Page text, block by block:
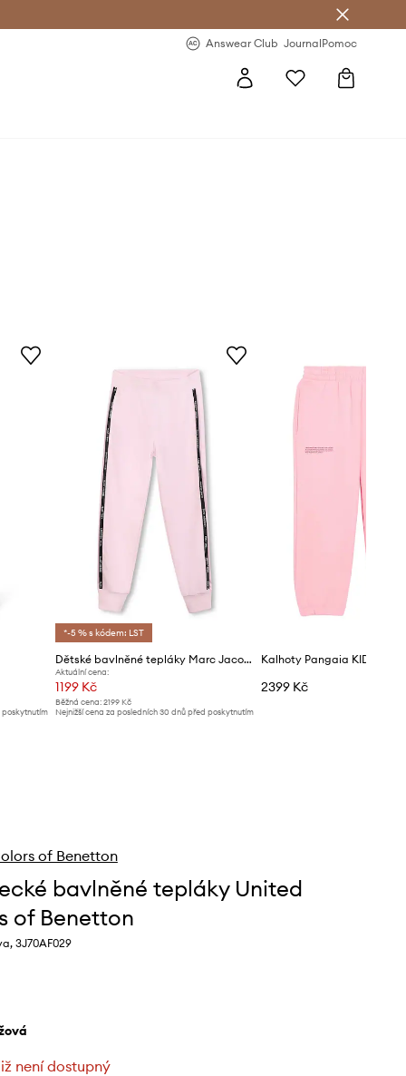
Answear Club JournalPomoc
poskytnutím
*-5 % s kódem: LST
Dětské bavlněné tepláky Marc Jacobs
Aktuální cena:
1199 Kč
Běžná cena:2199 Kč
Nejnižší cena za posledních 30 dnů před poskytnutím
2399 Kč
of Benetton
bavlněné tepláky United
of Benetton
3J70AF029
není dostupný